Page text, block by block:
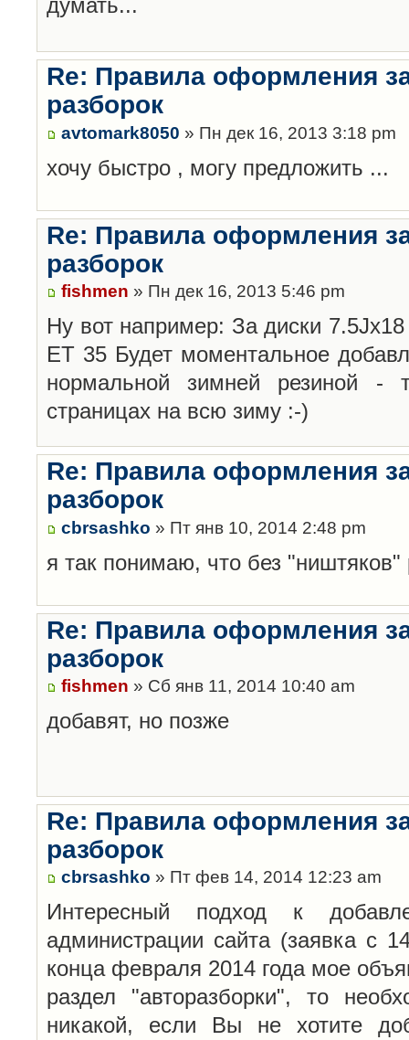
Re: Правила оформления
разборок
avtomark8050 » Пн дек 16, 2013 3:18 pm
хочу быстро , могу предложить ...
Re: Правила оформления
разборок
fishmen » Пн дек 16, 2013 5:46 pm
Ну вот например: За диски
ET 35 Будет моментальное
нормальной зимней резиной
страницах на всю зиму :-)
Re: Правила оформления
разборок
cbrsashko » Пт янв 10, 2014 2:48 pm
я так понимаю, что без "ништяков"
Re: Правила оформления
разборок
fishmen » Сб янв 11, 2014 10:40 am
добавят, но позже
Re: Правила оформления
разборок
cbrsashko » Пт фев 14, 2014 12:23 am
Интересный подход к
администрации сайта (заявка с
конца февраля 2014 года мое
раздел "авторазборки", то
никакой, если Вы не хотите